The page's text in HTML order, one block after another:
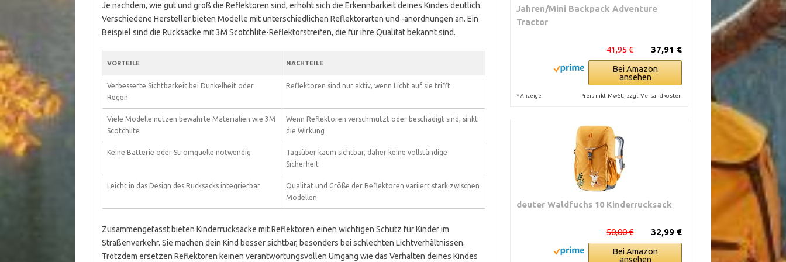
Je nachdem, wie gut und groß die Reflektoren sind, erhöht sich die Erkennbarkeit deines Kindes deutlich.
Verschiedene Hersteller bieten Modelle mit unterschiedlichen Reflektorarten und -anordnungen an. Ein
Beispiel sind die Rucksäcke mit 3M Scotchlite-Reflektorstreifen, die für ihre Qualität bekannt sind.
VORTEILE NACHTEILE
Verbesserte Sichtbarkeit bei Dunkelheit oder
Regen
Reflektoren sind nur aktiv, wenn Licht auf sie trifft
Viele Modelle nutzen bewährte Materialien wie 3M
Scotchlite
Wenn Reflektoren verschmutzt oder beschädigt sind, sinkt
die Wirkung
Keine Batterie oder Stromquelle notwendig
Tagsüber kaum sichtbar, daher keine vollständige
Sicherheit
Leicht in das Design des Rucksacks integrierbar
Qualität und Größe der Reflektoren variiert stark zwischen
Modellen
Zusammengefasst bieten Kinderrucksäcke mit Reflektoren einen wichtigen Schutz für Kinder im
Straßenverkehr. Sie machen dein Kind besser sichtbar, besonders bei schlechten Lichtverhältnissen.
Trotzdem ersetzen Reflektoren keinen verantwortungsvollen Umgang wie das Verhalten deines Kindes
Jahren/Mini Backpack Adventure
Tractor
37,91 €
41,95 €
Bei Amazon
ansehen
* Anzeige Preis inkl. MwSt., zzgl. Versandkosten
deuter Waldfuchs 10 Kinderrucksack
32,99 €
50,00 €
Bei Amazon
ansehen